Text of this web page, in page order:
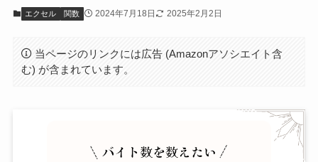
エクセル 関数 2024年7月18日 2025年2月2日
当ページのリンクには広告 (Amazonアソシエイト含
む) が含まれています。